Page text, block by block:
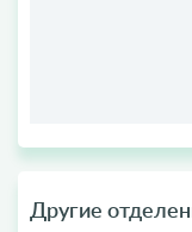
Другие